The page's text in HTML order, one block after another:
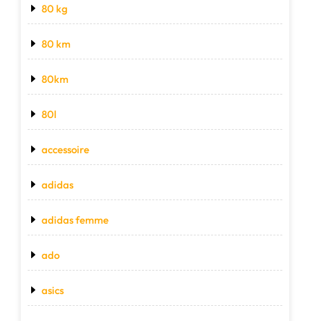
80 kg
80 km
80km
80l
accessoire
adidas
adidas femme
ado
asics